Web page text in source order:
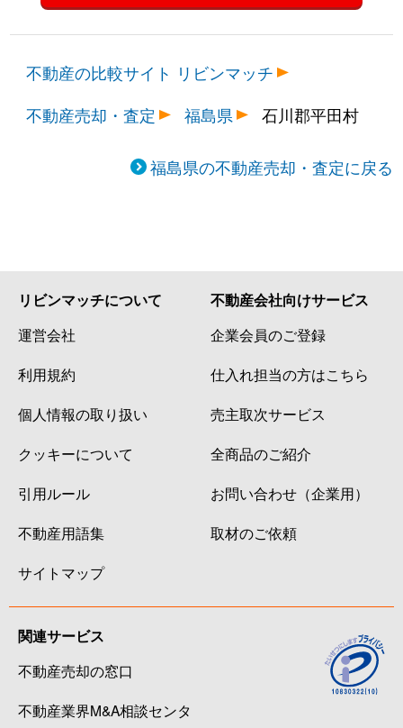
不動産の比較サイト リビンマッチ
不動産売却・査定
福島県 石川郡平田村
福島県の不動産売却・査定に戻る
リビンマッチについて
運営会社
利用規約
個人情報の取り扱い
クッキーについて
引用ルール
不動産用語集
サイトマップ
不動産会社向けサービス
企業会員のご登録
仕入れ担当の方はこちら
売主取次サービス
全商品のご紹介
お問い合わせ（企業用）
取材のご依頼
関連サービス
不動産売却の窓口
不動産業界M&A相談センタ